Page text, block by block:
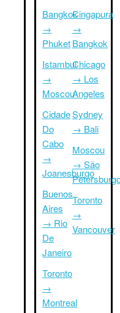
Bangkok
→
Phuket
Istambul
→
Moscou
Cidade
Do
Cabo
→
Joanesburgo
Buenos
Aires
→ Rio
De
Janeiro
Toronto
→
Montreal
Cingapura
→
Bangkok
Chicago
→ Los
Angeles
Sydney
→ Bali
Moscou
→ São
Toronto
→
Vancouver